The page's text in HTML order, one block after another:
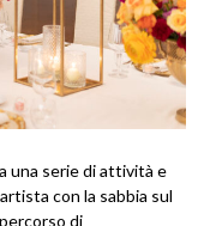
una serie di attività e
con la sabbia sul
di